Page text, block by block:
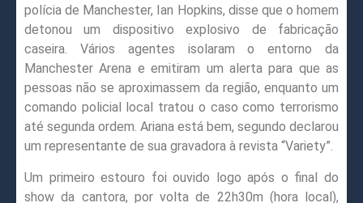
polícia de Manchester, Ian Hopkins, disse que o homem
detonou um dispositivo explosivo de fabricação
caseira. Vários agentes isolaram o entorno da
Manchester Arena e emitiram um alerta para que as
pessoas não se aproximassem da região, enquanto um
comando policial local tratou o caso como terrorismo
até segunda ordem. Ariana está bem, segundo declarou
um representante de sua gravadora à revista “Variety”.
Um primeiro estouro foi ouvido logo após o final do
show da cantora, por volta de 22h30m (hora local),